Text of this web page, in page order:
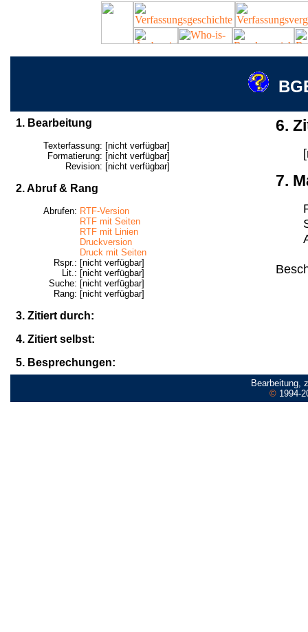
1. Bearbeitung
Texterfassung: [nicht verfügbar]
Formatierung: [nicht verfügbar]
Revision: [nicht verfügbar]
2. Abruf & Rang
Abrufen: RTF-Version
RTF mit Seiten
RTF mit Linien
Druckversion
Druck mit Seiten
Rspr.: [nicht verfügbar]
Lit.: [nicht verfügbar]
Suche: [nicht verfügbar]
Rang: [nicht verfügbar]
3. Zitiert durch:
4. Zitiert selbst:
5. Besprechungen:
6.
7.
Bearbeitung,
©1994-